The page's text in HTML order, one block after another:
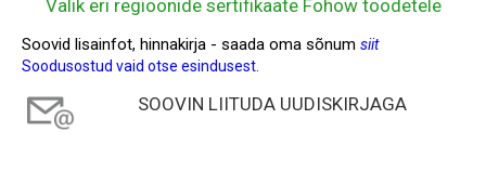
Valik eri regioonide sertifikaate Fohow toodetele
Soovid lisainfot, hinnakirja - saada oma sõnum siit
Soodusostud vaid otse esindusest.
SOOVIN LIITUDA UUDISKIRJAGA